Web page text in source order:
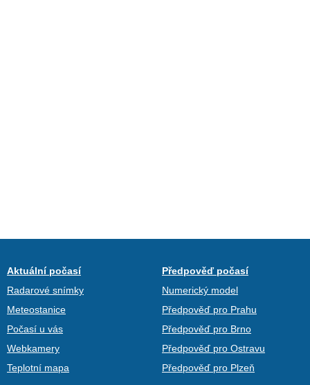
Aktuální počasí
Radarové snímky
Meteostanice
Počasí u vás
Webkamery
Teplotní mapa
Předpověď počasí
Numerický model
Předpověď pro Prahu
Předpověď pro Brno
Předpověď pro Ostravu
Předpověď pro Plzeň